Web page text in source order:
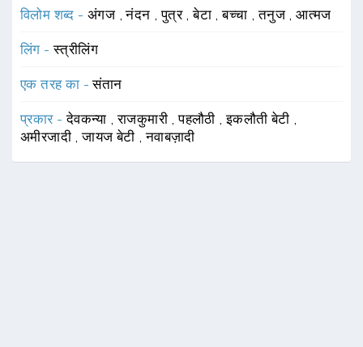
विलोम शब्द - अंगज ,नंदन ,पुत्र ,बेटा ,बच्चा ,तनुज ,आत्मज
लिंग -स्त्रीलिंग
एक तरह का -संतान
प्रकार -देवकन्या ,राजकुमारी ,पहलौठी ,इकलौती बेटी
अमीरजादी ,जायज बेटी ,नवाबज़ादी